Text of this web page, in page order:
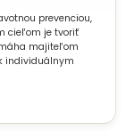
prevenciou,
cieľom je tvoriť
majiteľom
individuálnym